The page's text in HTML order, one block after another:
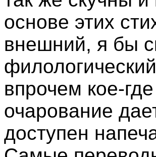
основе этих
внешний, я бы
впрочем кое-
очарование
доступен